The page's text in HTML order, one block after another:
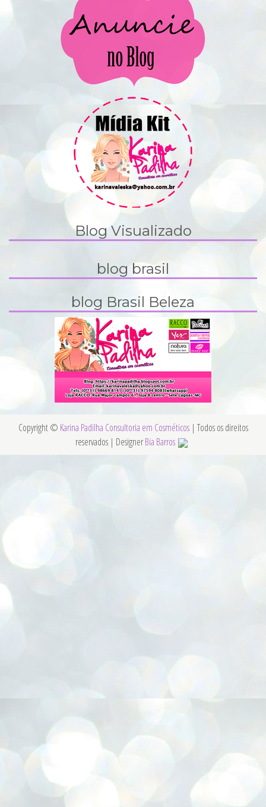
Blog Visualizado
blog brasil
blog Brasil Beleza
Copyright © Karina Padilha Consultoria em Cosméticos | Todos os direitos
reservados | DesignerBia Barros